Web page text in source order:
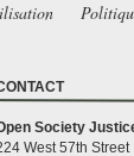
Society
West 57th Street